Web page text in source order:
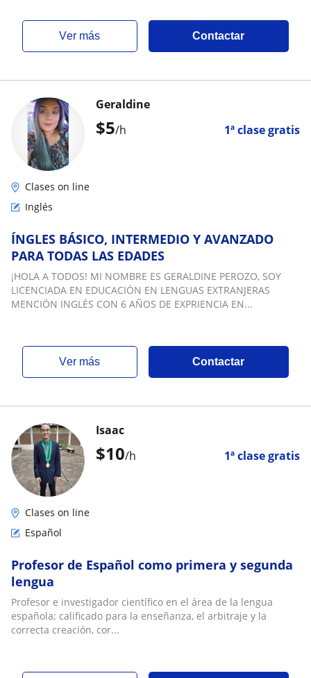
ver más Contactar
$5/h 1ª clase gratis
Geraldine
Clases on line
Inglés
ÍNGLES BÁSICO, INTERMEDIO Y AVANZADO
PARA TODAS LAS EDADES
¡HOLA A TODOS! MI NOMBRE ES GERALDINE PEROZO, SOY
LICENCIADA EN EDUCACIÓN EN LENGUAS EXTRANJERAS
MENCIÓN INGLÉS CON 6 AÑOS DE EXPRIENCIA EN...
ver más Contactar
$10/h 1ª clase gratis
Isaac
Clases on line
Español
Profesor de Español como primera y segunda
lengua
Profesor e investigador científico en el área de la lengua
española; calificado para la enseñanza, el arbitraje y la
correcta creación, cor...